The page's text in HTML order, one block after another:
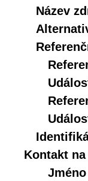
Název
Kontakt